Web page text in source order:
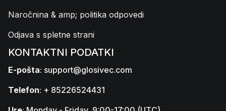
Naročnina & amp; politika odpovedi
Odjava s spletne strani
KONTAKTNI PODATKI
E-pošta: support@glosivec.com
Telefon: + 85226524431